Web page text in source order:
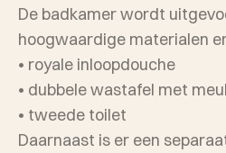
De badkamer wordt
hoogwaardige materialen
• royale inloopdouche
• dubbele wastafel met
• tweede toilet
Daarnaast is er een